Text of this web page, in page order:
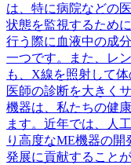
は、特に病院などの
状態を監視するため
行う際に血液中の成
一つです。また、レ
も、X線を照射して
医師の診断を大きく
機器は、私たちの健
ます。近年では、人
り高度なME機器の
発展に貢献すること